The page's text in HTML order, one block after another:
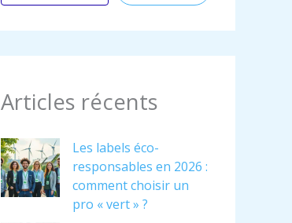
Articles récents
Les labels éco-
responsables en 2026 :
comment choisir un
pro « vert » ?